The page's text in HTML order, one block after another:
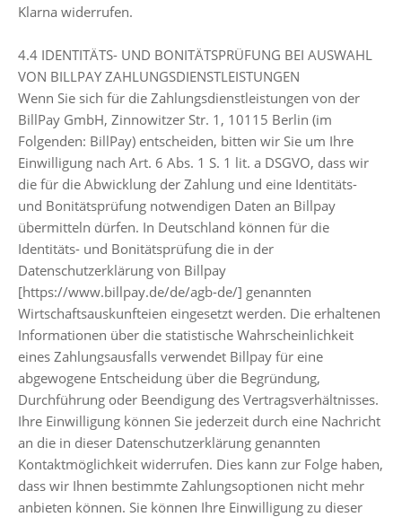
Klarna widerrufen.
4.4 IDENTITÄTS- UND BONITÄTSPRÜFUNG BEI AUSWAHL
VON BILLPAY ZAHLUNGSDIENSTLEISTUNGEN
Wenn Sie sich für die Zahlungsdienstleistungen von der
BillPay GmbH, Zinnowitzer Str. 1, 10115 Berlin (im
Folgenden: BillPay) entscheiden, bitten wir Sie um Ihre
Einwilligung nach Art. 6 Abs. 1 S. 1 lit. a DSGVO, dass wir
die für die Abwicklung der Zahlung und eine Identitäts-
und Bonitätsprüfung notwendigen Daten an Billpay
übermitteln dürfen. In Deutschland können für die
Identitäts- und Bonitätsprüfung die in der
Datenschutzerklärung von Billpay
[https://www.billpay.de/de/agb-de/] genannten
Wirtschaftsauskunfteien eingesetzt werden. Die erhaltenen
Informationen über die statistische Wahrscheinlichkeit
eines Zahlungsausfalls verwendet Billpay für eine
abgewogene Entscheidung über die Begründung,
Durchführung oder Beendigung des Vertragsverhältnisses.
Ihre Einwilligung können Sie jederzeit durch eine Nachricht
an die in dieser Datenschutzerklärung genannten
Kontaktmöglichkeit widerrufen. Dies kann zur Folge haben,
dass wir Ihnen bestimmte Zahlungsoptionen nicht mehr
anbieten können. Sie können Ihre Einwilligung zu dieser